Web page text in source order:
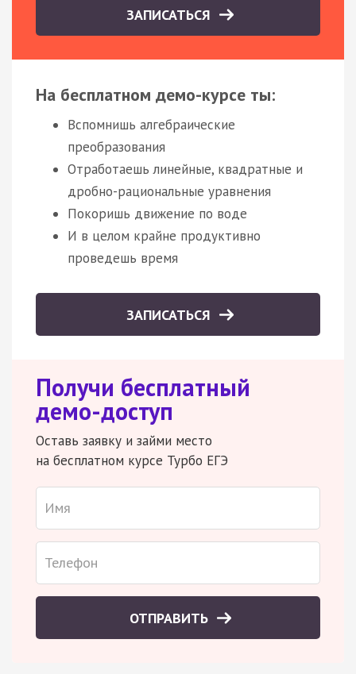
ЗАПИСАТЬСЯ
На бесплатном демо-курсе ты:
Вспомнишь алгебраические
преобразования
Отработаешь линейные, квадратные и
дробно-рациональные уравнения
Покоришь движение по воде
И в целом крайне продуктивно
проведешь время
ЗАПИСАТЬСЯ
Получи бесплатный
демо-доступ
Оставь заявку и займи место
на бесплатном курсе Турбо ЕГЭ
ОТПРАВИТЬ